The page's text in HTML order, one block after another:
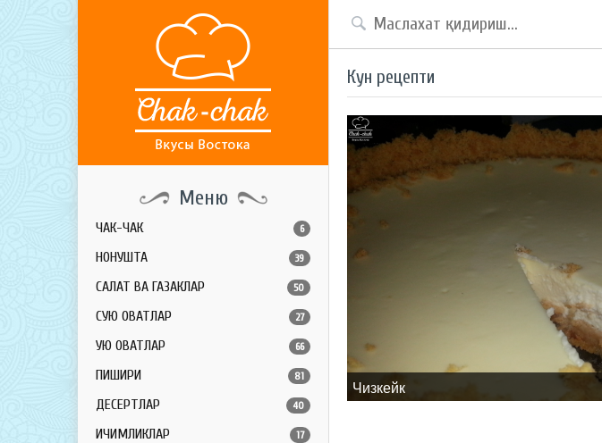
Меню
ЧАК-ЧАК 6
НОНУШТА 39
САЛАТ ВА ГАЗАКЛАР 50
СУЮҚ ОВҚАТЛАР 27
ҚУЮҚ ОВҚАТЛАР 66
ПИШИРИҚ 81
ДЕСЕРТЛАР 40
ИЧИМЛИКЛАР 17
Кун рецепти
Чизкейк